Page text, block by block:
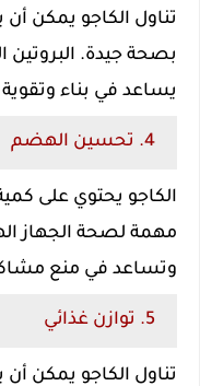
تناول الكاجو يمكن
بصحة جيدة. البروتين
يساعد في بناء
4. تحسين الهضم
الكاجو يحتوي على
مهمة لصحة الجهاز
وتساعد في منع
5. توازن غذائي
تناول الكاجو يمكن